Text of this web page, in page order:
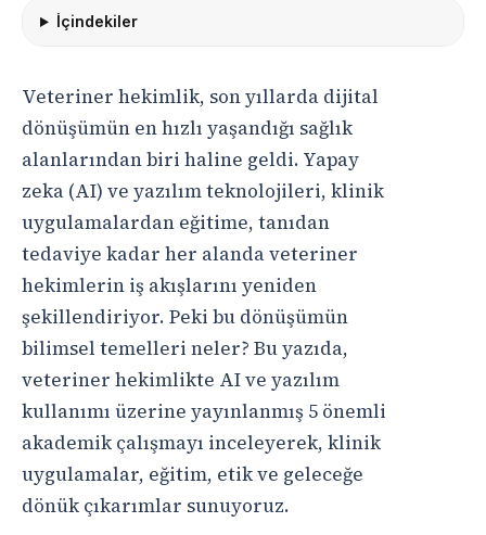
İçindekiler
Veteriner hekimlik, son yıllarda dijital
dönüşümün en hızlı yaşandığı sağlık
alanlarından biri haline geldi. Yapay
zeka (AI) ve yazılım teknolojileri, klinik
uygulamalardan eğitime, tanıdan
tedaviye kadar her alanda veteriner
hekimlerin iş akışlarını yeniden
şekillendiriyor. Peki bu dönüşümün
bilimsel temelleri neler? Bu yazıda,
veteriner hekimlikte AI ve yazılım
kullanımı üzerine yayınlanmış 5 önemli
akademik çalışmayı inceleyerek, klinik
uygulamalar, eğitim, etik ve geleceğe
dönük çıkarımlar sunuyoruz.